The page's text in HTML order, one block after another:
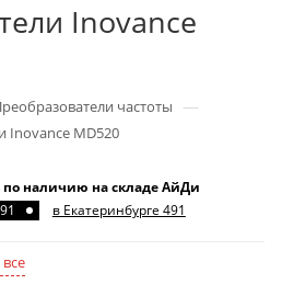
Inovance
частоты —
Inovance MD520
по наличию на складе АйДи
в Екатеринбурге 491